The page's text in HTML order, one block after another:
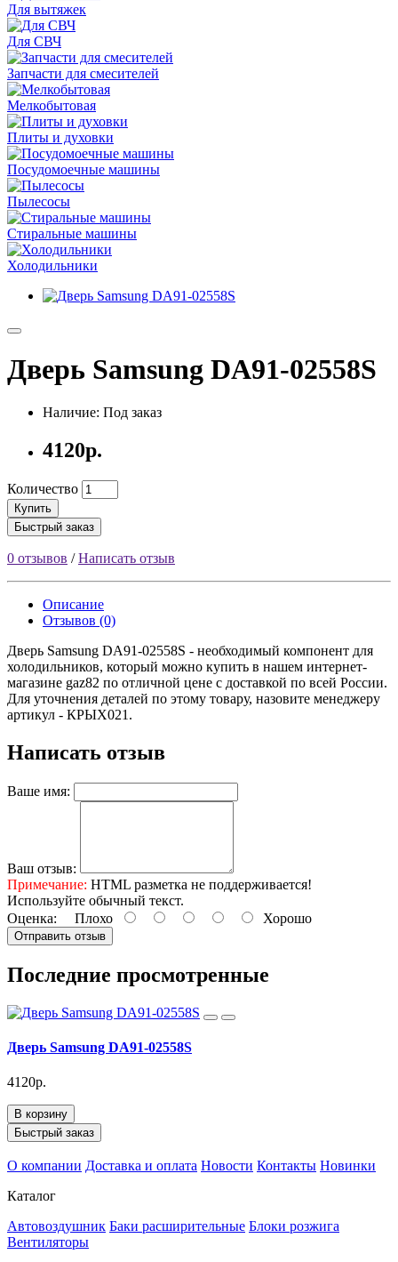
Для вытяжек
Для СВЧ
Запчасти для смесителей
Мелкобытовая
Плиты и духовки
Посудомоечные машины
Пылесосы
Стиральные машины
Холодильники
Дверь Samsung DA91-02558S
Наличие: Под заказ
4120р.
Количество
Купить
Быстрый заказ
0 отзывов /Написать отзыв
Описание
Отзывов (0)
Дверь Samsung DA91-02558S - необходимый компонент для
холодильников, который можно купить в нашем интернет-
магазине gaz82 по отличной цене с доставкой по всей России.
Для уточнения деталей по этому товару, назовите менеджеру
артикул - КРЫХ021.
Написать отзыв
Ваше имя:
Ваш отзыв:
Примечание: HTML разметка не поддерживается!
Используйте обычный текст.
Оценка: Плохо Хорошо
Отправить отзыв
Последние просмотренные
Дверь Samsung DA91-02558S
4120р.
В корзину
Быстрый заказ
О компании Доставка и оплата Новости Контакты Новинки
Каталог
Автовоздушник Баки расширительные Блоки розжига
Вентиляторы